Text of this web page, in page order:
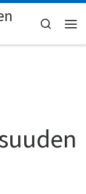
Search